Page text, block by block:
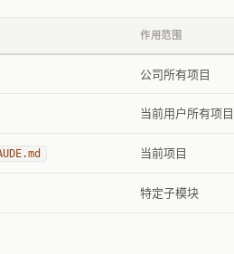
作用范围
公司所有项目
当前用户所有项目
当前项目
特定子模块